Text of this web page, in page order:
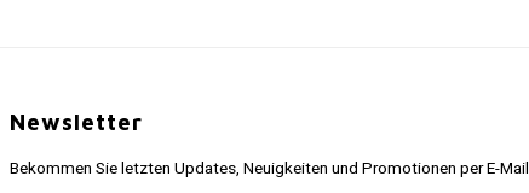
Newsletter
Bekommen Sie letzten Updates, Neuigkeiten und Promotionen per E-Mail